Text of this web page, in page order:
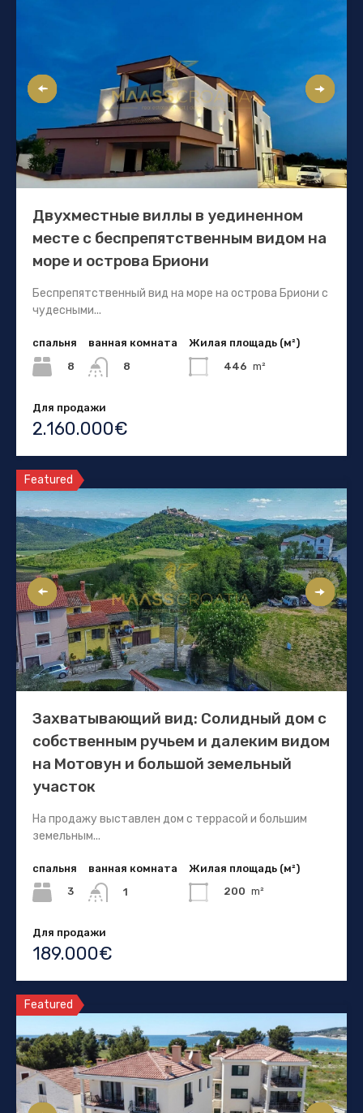
Двухместные виллы в уединенном
месте с беспрепятственным видом на
море и острова Бриони
Беспрепятственный вид на море на острова Бриони с
чудесными...
спальня
8
ванная комната
8
Жилая площадь (м²)
446 m²
Для продажи
2.160.000€
Featured
Захватывающий вид: Солидный дом с
собственным ручьем и далеким видом
на Мотовун и большой земельный
участок
На продажу выставлен дом с террасой и большим
земельным...
спальня
3
ванная комната
1
Жилая площадь (м²)
200 m²
Для продажи
189.000€
Featured